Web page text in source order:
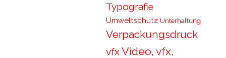
Typografie
Umweltschutz Unterhaltung
Verpackungsdruck
vfxVideo, vfx,